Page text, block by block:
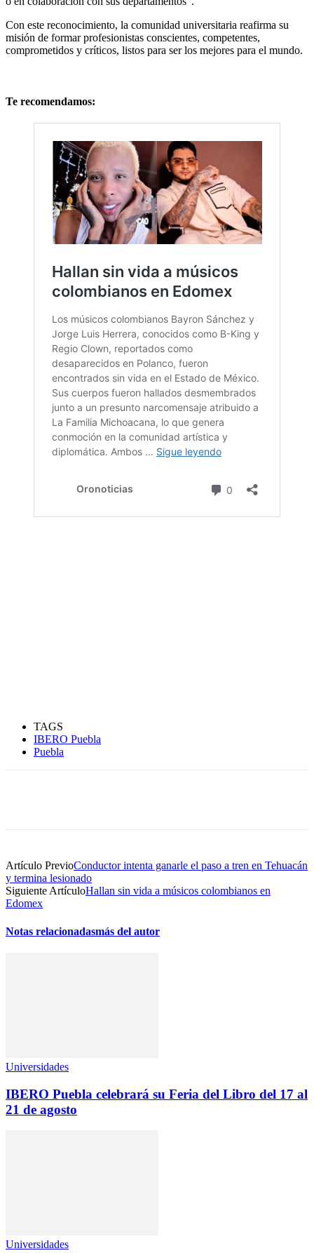
Con este reconocimiento, la comunidad universitaria reafirma su
misión de formar profesionistas conscientes, competentes,
comprometidos y críticos, listos para ser los mejores para el mundo.
Te recomendamos:
TAGS
IBERO Puebla
Puebla
Artículo PrevioConductor intenta ganarle el paso a tren en Tehuacán
y termina lesionado
Siguiente ArtículoHallan sin vida a músicos colombianos en
Edomex
Notas relacionadasmás del autor
Universidades
IBERO Puebla celebrará su Feria del Libro del 17 al
21 de agosto
Universidades